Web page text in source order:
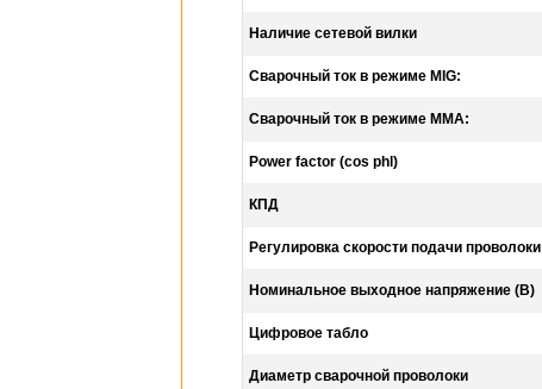
Наличие сетевой вилки
Сварочный ток в режиме MIG:
Сварочный ток в режиме ММА:
Power factor (cos phl)
КПД
Регулировка скорости подачи проволоки
Номинальное выходное напряжение (В)
Цифровое табло
Диаметр сварочной проволоки